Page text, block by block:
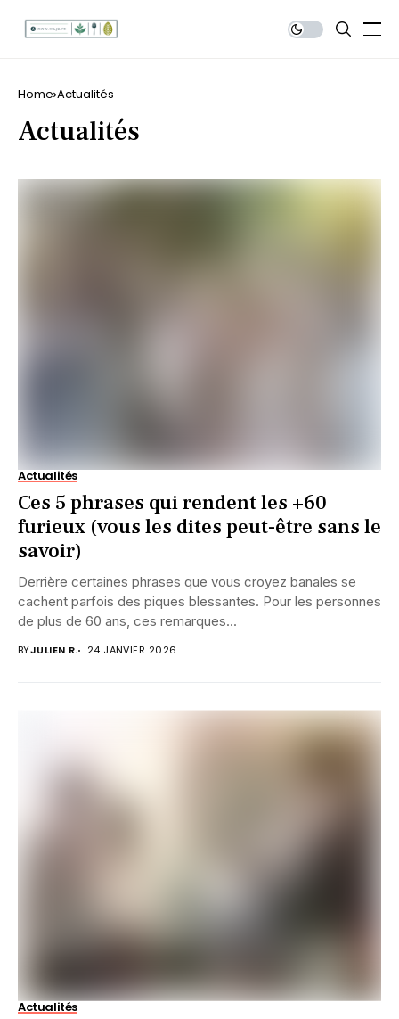
Home Actualités
Actualités
Actualités
Ces 5 phrases qui rendent les +60
furieux (vous les dites peut-être sans le
savoir)
Derrière certaines phrases que vous croyez banales se
cachent parfois des piques blessantes. Pour les personnes
de plus de 60 ans, ces remarques...
BYJULIEN R. 24 JANVIER 2026
Actualités